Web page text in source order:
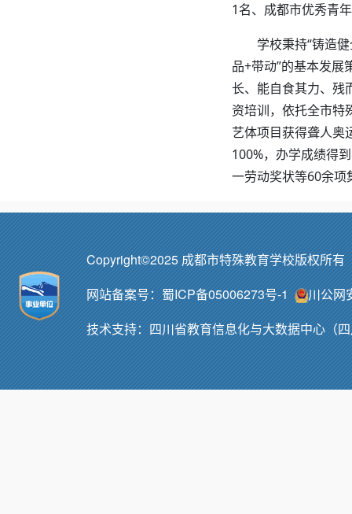
1名、成都市优秀青
学校秉持“铸造
品+带动”的基本发
长、能自食其力、残
资培训，依托全市特
艺体项目获得聋人奥
100%，办学成绩得
一劳动奖状等60余项
Copyright©2025 成都市特殊教育学校版权所
网站备案号： 蜀ICP备05006273号-1
川公网
技术支持： 四川省教育信息化与大数据中心（